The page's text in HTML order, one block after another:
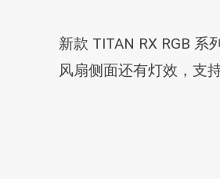
新款 TITAN RX RGB
风扇侧面还有灯效，支